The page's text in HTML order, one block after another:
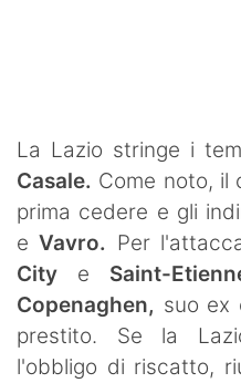
SHOP LAZIO
Contatti
La Lazio stringe i
Casale. Come noto, il
prima cedere e gli
eVavro. Per
City e Saint-
Copenaghen, suo ex
prestito. Se la
l'obbligo di riscatto,